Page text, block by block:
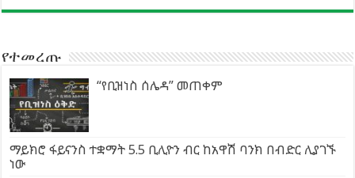
የተመረጡ
“የቢዝነስ ሰሌዳ” መጠቀም
ማይክሮ ፋይናንስ ተቋማት 5.5 ቢሊዮን ብር ከአዋሽ ባንክ በብድር ሊያገኙ
ነው